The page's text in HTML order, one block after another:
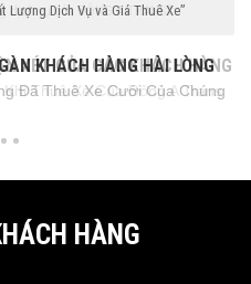
vụ của ĐÔNG A TRANS”
XÉT CỦA CÁC KHÁCH HÀNG
A TRANS
Thuê Xe Của Đông A Trans
Thiện, Giá Thuê Xe Hợp Lý và
HÀNG